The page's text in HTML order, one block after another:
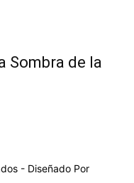
Sombra de la
- Diseñado Por